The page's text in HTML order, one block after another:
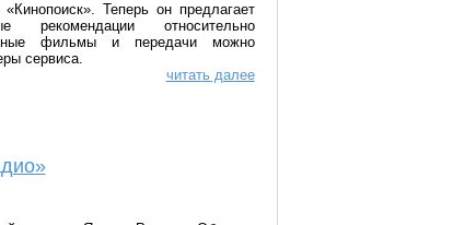
Теперь он предлагает
рекомендации относительно
фильмы и передачи можно
сервиса.
читать далее